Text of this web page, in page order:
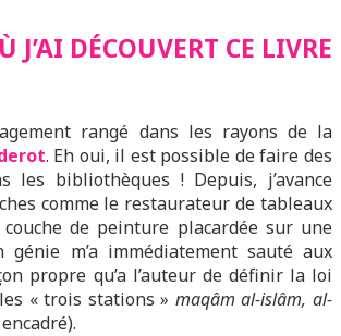
J’AI DÉCOUVERT CE LIVRE
rangé dans les rayons de la
. Eh oui, il est possible de faire des
les bibliothèques ! Depuis, j’avance
comme le restaurateur de tableaux
de peinture placardée sur une
génie m’a immédiatement sauté aux
propre qu’a l’auteur de définir la loi
« trois stations » maqâm al-islâm, al-
encadré).